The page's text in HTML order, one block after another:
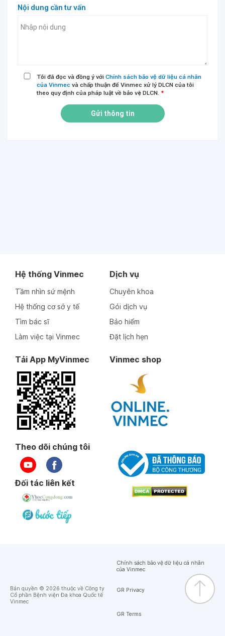
Nội dung cần tư vấn
Tôi đã đọc và đồng ý với Chính sách bảo vệ dữ liệu cá nhân
của Vinmec và chấp thuận để Vinmec xử lý DLCN của tôi
theo quy định của pháp luật về bảo vệ DLCN. *
Gửi thông tin
Hệ thống Vinmec
Tầm nhìn sứ mệnh
Hệ thống cơ sở y tế
Tìm bác sĩ
Làm việc tại Vinmec
Dịch vụ
Chuyên khoa
Gói dịch vụ
Bảo hiểm
Đặt lịch hẹn
Tải App MyVinmec Vinmec shop
Theo dõi chúng tôi
Đối tác liên kết
Bản quyền © 2026 thuộc về Công ty
Cổ phần Bệnh viện Đa khoa Quốc tế
Vinmec
Chính sách bảo vệ dữ liệu cá nhân
của Vinmec
GR Privacy
GR Terms